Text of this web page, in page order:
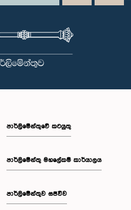
පාර්ලිමේන්තුවේ කටයුතු
පාර්ලිමේන්තු මහලේකම් කාර්යාලය
පාර්ලිමේන්තුව සජීවීව